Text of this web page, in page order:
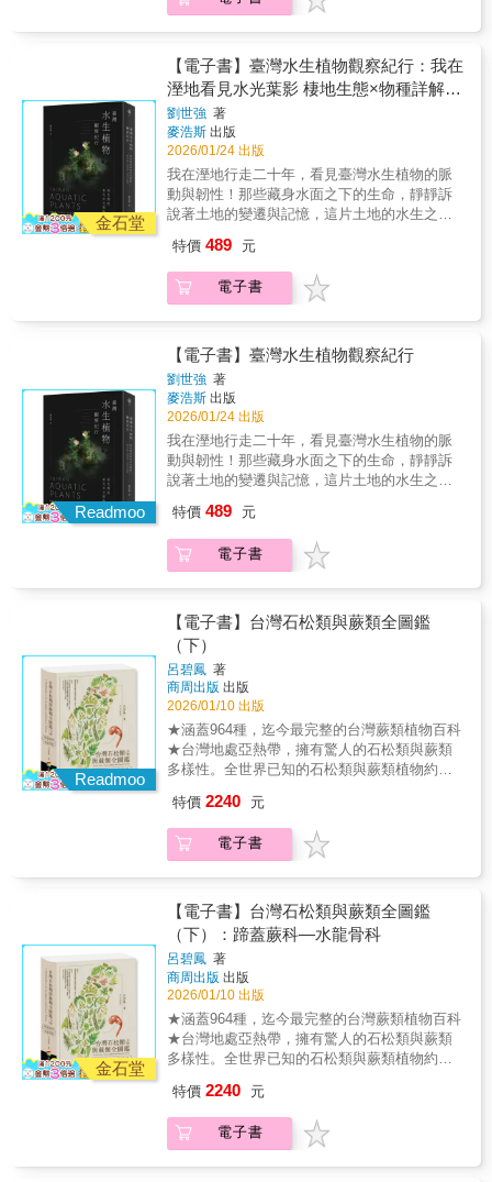
產如何讓它們對環境做出反應。看完《植物的
感官世界》，你會以一種全新的眼光看待植
Coruzzi），紐約大學基因體與系統生物學中心
教授 書中生動而優美的論述，把植物學和人類
生物學連結在一起。以深入淺出而令人生物學
家丹尼爾．查莫維茨說，就像我們所知的那
樣，植物雖然沒有大腦，沒有眼睛，也缺乏感
覺，但是它們有初級的「意識」。在這本重構
植物形象的出色作品中，他藉由大量的研究，
展現了植物這種意識的程度和類型。──《自
己相信植物一直都在鼓舞我們，讓我們驚奇。
花園中」、近距離觀察植物的時候了。──比
爾．洛斯，《華爾街日報》 大開眼界的方式，
清晰表達他對植物的研究發現。這些文字讓複
雜的科學變得易於理解，而且細思起來趣味盎
然。──卡蘿．哈加斯（Carol Haggas），《書
單》 作者把人類的感覺與植物適應周邊環境的
能力相互比較，引人入勝而條理分明地向我們
解釋，雖然植物不能從一個地點移動到另一個
地點，卻仍可以存活下來。這本扣人心弦的書
以植物生物學的新研究為依據，讓我們可以對
「植物有意識」這件事有所了解。──《科克斯
書評》 作者含蓄地暗示，我們應該對植物的複
雜性和感知能力有更多的認識&hellip;&hellip;如
果植物能看、能嗅、有觸覺，知道它們身處何
地，又有記憶，那麼它們可能確實擁有某種程
艾勒（Chelsie Eller），《科學》 和我們一
樣，植物若想在激烈的競爭中取得勝利，就必
須妥善利用周邊環境。即使是一朵水仙花，也
能察覺到你在何時擋住了它的光；而杜鵑花會
知道你何時用枝剪暴力地對待鄰近的同類。查
莫維茨以其機敏而清晰的文筆，介紹了和人類
感覺相對應的植物感覺，以及植物的記憶和定
向方式。當你意識到植物知道得如此多，在咬
食它們之前，也許你會先仔細考慮一下。──漢
娜．霍姆斯（Hannah Holmes），《怪癖》、
單易懂的方式探討了植物與動物間共有的特
性，這些共通點比大多數人以為的還多。對素
食主義者來說，知道植物在被採摘時不會感受
到人類那種疼痛或折磨，可能會感到寬慰。然
而，看完本書，我們卻會想對自己養的水仙花
道歉，因為我們曾多次讓自己的影子擋住它們
的陽光。──瑪麗．格里賓、約翰．格里賓
（Mary Gribbin, John Gribbin），《花卉獵
人》作者
育中心助理教授黃瀚嶢｜生態作家PanSci 泛科
學＿＿＿＿＿＿＿聯合推薦（依姓氏筆劃序排
列）★國際推薦《植物的感官世界》生動、雄
辯，又具有科學準確性，淺近易讀。如果你對
地球生命感到好奇，且正在尋覓一本讓你印象
深刻、介紹數百年來由細心的科學實驗所證實
的植物生命之書，那麼，我把這本令人欲罷不
能的書推薦給你。──史蒂芬．霍普（Stephen
D. Hopper），英國皇家植物園邱園主任正如查
莫維茨的開創性研究揭露了植物與動物界間的
連結，在本書中，他的洞察也超越了植物世界
的界限。這本書寓教於樂、充滿美妙的例子，
強調植物和動物共有的基因組遺產如何讓它們
對環境做出反應。看完《植物的感官世界》，
你會以一種全新的眼光看待植物。──葛洛莉
論述，把植物學和人類生物學連結在一起。以
深入淺出而令人生物學家丹尼爾．查莫維茨
說，就像我們所知的那樣，植物雖然沒有大
腦，沒有眼睛，也缺乏感覺，但是它們有初級
的「意識」。在這本重構植物形象的出色作品
中，他藉由大量的研究，展現了植物這種意識
的程度和類型。──《自然》期刊讀者會接觸到
舞我們，讓我們驚奇。就像瓊妮．蜜雪兒唱
察植物的時候了。──比爾．洛斯，《華爾街日
報》大開眼界的方式，清晰表達他對植物的研
究發現。這些文字讓複雜的科學變得易於理
解，而且細思起來趣味盎然。──卡蘿．哈加斯
（Carol Haggas），《書單》作者把人類的感
覺與植物適應周邊環境的能力相互比較，引人
入勝而條理分明地向我們解釋，雖然植物不能
從一個地點移動到另一個地點，卻仍可以存活
下來。這本扣人心弦的書以植物生物學的新研
究為依據，讓我們可以對「植物有意識」這件
事有所了解。──《科克斯書評》作者含蓄地暗
示，我們應該對植物的複雜性和感知能力有更
知道它們身處何地，又有記憶，那麼它們可能
確實擁有某種程度的智力。也許當你下一次漫
步行經一棵植物，有必要認真思考一下這件
得勝利，就必須妥善利用周邊環境。即使是一
朵水仙花，也能察覺到你在何時擋住了它的
光；而杜鵑花會知道你何時用枝剪暴力地對待
鄰近的同類。查莫維茨以其機敏而清晰的文
筆，介紹了和人類感覺相對應的植物感覺，以
及植物的記憶和定向方式。當你意識到植物知
道得如此多，在咬食它們之前，也許你會先仔
細考慮一下。──漢娜．霍姆斯（Hannah
Holmes），《怪癖》、《郊外旅行》作者這是
一本迷人的著作，以簡單易懂的方式探討了植
人以為的還多。對素食主義者來說，知道植物
在被採摘時不會感受到人類那種疼痛或折磨，
可能會感到寬慰。然而，看完本書，我們卻會
它們向我們展示了如何融入自然的網絡之中，
並且繁榮茁壯。樹根會藉由土壤傳送出化學訊
光線、重量、熱度以及礦物質的記憶。葉子裡
的植物細胞會釋放出飄散於空氣中的氣味引來
愛吃毛毛蟲的昆蟲。哈思克特別關注來自樹木
或包圍樹木的聲音；每種聲音都訴說著樹木與
其他生物間動人的故事。各界推薦（依姓氏筆
畫序）丁宗蘇／國立臺灣大學森林環境暨資源
學系教授李香秀／《黑熊森林》導演李偉文／
作家、牙醫師何穎怡／前商周出版選書顧問金
東君／科普作家番紅花／作家黃仕傑／自然生
態觀察者黃美秀／國立屏東科技大學野生動物
保育研究所教授黃貞祥／國立清華大學生命科
學暨醫學院副教授蔡康永／作家各界好評：閱
讀此書是一種享受，它召喚出我在森林時的美
好記憶，也滋養了我許多與樹相關的生命歷史
與生物網絡等知識。它也提點了我，森林世界
的生命處處，且無所不在。我更喜歡本書對聲
音的描繪，下回置身森林時，我要好好豎起耳
朵聆聽。——《黑熊森林》導演 李香秀《樹之
歌》透過記錄樹的世界，揭露萬物實處於一個
瞬息浮動的關係網絡，真正的知識其實是明白
「關係」。《樹之歌》也講大千世界裡的各種
人際網絡所蘊含的宇宙觀。難以想像可以在一
出版選書顧問 何穎怡本書雖然以樹為名，但介
紹的樹種並不多。作者以一棵吉貝樹打開序
曲，藉由各種觀察視野與心情引領你進入並思
展現作者高深的敘述能力，閱讀時就像坐在他
身邊，親眼看到描述的種種，跟著字裡行間暢
遊在城市的四季觀察，並體會自然萬物展現的
生命力。——自然生態觀察者 黃仕傑大自然的
生命網絡的複雜度和生態重要性，不論在巨觀
或微觀的尺度上，都已超乎人類的想像和科學
研究的步伐。一片林甚或一棵樹都各自成就其
微妙的生態系，也提供了人類各種可利用的資
恩，更應善盡保護之責。——國立屏東科技大
筆總是優美極了，解放了束縛在樹木裡的美
聲，同時也被樹木不同詞曲和旋律感染了，各
篇章隨樹起舞而性格和作風各異，但充滿了各
種哲理和省思。——國立清華大學生命科學暨
醫學院副教授 黃貞祥這是一本可以滋養性靈的
書。《樹之歌》提出了強而有力的論據，讓我
們明白人類不該再切斷那孕育我們的生命網
絡。且讓我們隨著大衛．哈思克拿起聽診器，
聆聽大自然的心跳，並發現其中所蘊含的詩
歌。──《樹的秘密生命》作者 彼得・渥雷本大
衛．喬治．哈思克是一位優秀的作家。他對大
自然的觀察非常敏銳。《樹之歌》既富抒情色
帶著一股惆悵。──《第六次大滅絕》作者 伊莉
莎白．寇伯特在《樹之歌》中，哈思克提出了
「生態美學」的概念，教導我們如何發現蘊含
展，許多屬被合併、獨立或是轉移，使得蘭花
的分類也發生了重大變化。本書從世界各地的
蘭花中精選出622種品種，包括野生種、人工雜
交種與近年備受矚目的基改植物，透過最新研
究成果的資訊搭配在原生地拍攝的豐富照片，
以及精美典雅的植物藝術畫編纂而成，除了可
以了解和欣賞蘭花的各種姿態與特徵，有關發
現該品種時的軼聞趣事、歷史傳說、深入知識
等等，則會透過「蘭花冷知識」的小專欄加以
補充說明，可說是一本從初次踏入蘭花世界的
實用圖鑑。‖蘭花冷知識1：以顏值取勝的蘭
花，竟然也有吸血鬼與美猴王？‖小龍蘭屬的屬
名雖為「小龍」之意，最大的特徵卻在於其奇
中登場的德古拉伯爵。此屬的許多品種都會綻
放氛圍詭異的花朵，顏色與花形令人聯想到蝙
蝠，因而與吸血鬼德古拉的形象連結起來。也
有些品種會開出形似猴臉的滑稽花朵，因此又
稱作猴子蘭花。以前被歸為尾萼蘭屬，但因為
是別具特色的分類群，於1978年獨立為小龍蘭
屬。‖蘭花冷知識2：蘭花其實是植物界最會設
造，形成了一個巧妙的陷阱。負責授粉的雄蘭
蜂會被其所散發的香氣吸引，跌入呈桶狀的下
唇瓣中。位於下唇瓣上方的2個分泌腺會滴落約
6mm的液體，積存於桶子底部，導致失足跌落
一道狹窄的出口則是唯一的逃脫路線，只要雄
蘭蜂由此通過離開，花粉塊便會沾附在其背
上。當雄蘭蜂以同樣的方式造訪其他花朵時，
即可完成授粉作業。‖蘭花冷知識2：蘭花不只
有清新幽香，也會散發令人敬而遠之的惡臭？‖
在一般人的印象中，應該都覺得花卉會散發出
甜甜的香味吧？由於大多數蘭科植物皆為由昆
蟲進行授粉的蟲媒花，因此為了吸引特定的授
粉者，有時也會散發出較為「特殊」的味道。
例如大苞石豆蘭為了吸引替其授粉的蒼蠅，便
會散發出腐臭味，而花形近似希臘女妖美杜莎
的美杜莎石豆蘭，也會發出如霉味般的惡臭。
當然也有香味迷人的蘭花，例如矮石斛會散發
出柑橘類的香氣，棒葉蝴蝶蘭的花朵則帶有肉
金石堂
【電子書】臺灣水生植物觀察紀行：我在
溼地看見水光葉影 棲地生態×物種詳解×
尋訪路線推薦
劉世強 著
麥浩斯 出版
2026/01/24 出版
我在溼地行走二十年，看見臺灣水生植物的脈
動與韌性！那些藏身水面之下的生命，靜靜訴
說著土地的變遷與記憶，這片土地的水生之
們只是從水邊走過，卻很少真正看見水面之下
的世界。那些隨著流水輕輕擺盪、貼近泥底生
長的水生植物，總在無聲中完成它們的一生，
次次蹲伏在水邊，記錄某個族群的出現與消
失，我逐漸明白，水生植物正是一片土地是否
仍能呼吸的重要線索，它們往往比人類更早感
知水質的改變、土地的擾動與氣候的轉折。這
本書，想邀請您從認識水生植物開始，讀懂它
們如何在不同環境中生存、遷移與復甦。當我
們開始看見水下的風景，理解水生植物的語
言，或許也能重新認識臺灣溼地的價值，以及
這片土地所蘊藏的溫柔韌性。本書閱讀指引
建立基本認知：什麼是水生植物？溼地如何分
類？這是理解「水澤之森」的第一把鑰匙。
Part 2 地圖上的記號—四海八方水生植物們的
走進不同地景下的水生植物棲地。這些地方是
我二十年踏查的足跡，也是本書最重要的生命
現場。Part 3 旅途中的種種—邂逅這些水生植
物的故事收錄我在野外遇見水生植物的記憶：
有驚喜、有遺憾、有因為氣候變遷而消失的棲
地，也有越過季節變換後奇蹟般復甦的族群。
這些故事串起我與臺灣溼地的個人情感，更是
一段段不願被輕易遺忘的野地記錄。Part 4 水
試，我也整理了十個安全、容易抵達的觀察
點，作為您踏入野地的第一站，親身展開一場
觀察與體會並重的旅程。✦ 30 篇第一線田野踏
查故事，結合科普、敘事與自然觀察。✦ 將近
水域之美。✦ 10條入門級觀察路線，這個週末
就出發！＝＝＝讚譽推薦＝＝＝歲月深耕—為
消逝的溼地留下見證天未亮便出發，沿著濕滑
的圳溝記錄植物分布，在霧氣瀰漫的河漫灘邊
逐一觀察……世強從最初的好奇逐漸發展為穩
定而持久的熱愛，他將這份熱情轉化為更具系
統性的研究能量。這本書集結了多年累積的豐
厚底蘊，一篇篇讀來，彷彿與他共同經歷了那
些跋山涉水的旅程，見證了這塊土地上水生植
物的美麗與哀愁。—— 曾彥學 農業部林業試驗
所 所長／中興大學森林學系 教授鐵漢柔情—如
水草般柔軟的心很難想像眼前這位外表粗獷的
男子，在對待水生植物、人與土地時卻有著一
顆像水草般柔軟而細膩的心。他用雙腳鍥而不
特價 489 元
電子書
Readmoo
【電子書】臺灣水生植物觀察紀行
劉世強 著
麥浩斯 出版
2026/01/24 出版
我在溼地行走二十年，看見臺灣水生植物的脈
動與韌性！那些藏身水面之下的生命，靜靜訴
說著土地的變遷與記憶，這片土地的水生之
們只是從水邊走過，卻很少真正看見水面之下
的世界。那些隨著流水輕輕擺盪、貼近泥底生
長的水生植物，總在無聲中完成它們的一生，
次次蹲伏在水邊，記錄某個族群的出現與消
失，我逐漸明白，水生植物正是一片土地是否
仍能呼吸的重要線索，它們往往比人類更早感
知水質的改變、土地的擾動與氣候的轉折。這
本書，想邀請您從認識水生植物開始，讀懂它
們如何在不同環境中生存、遷移與復甦。當我
們開始看見水下的風景，理解水生植物的語
言，或許也能重新認識臺灣溼地的價值，以及
這片土地所蘊藏的溫柔韌性。本書閱讀指引
Part 1 出發前的準備—水生植物與溼地的樣子
類？這是理解「水澤之森」的第一把鑰匙。
Part 2 地圖上的記號—四海八方水生植物們的
家以臺灣北、中、南、東的野地為圖幅，帶您
我二十年踏查的足跡，也是本書最重要的生命
現場。Part 3 旅途中的種種—邂逅這些水生植
物的故事收錄我在野外遇見水生植物的記憶：
有驚喜、有遺憾、有因為氣候變遷而消失的棲
地，也有越過季節變換後奇蹟般復甦的族群。
這些故事串起我與臺灣溼地的個人情感，更是
一段段不願被輕易遺忘的野地記錄。Part 4 水
澤畔的邀請—出發去拜訪水草如果您已躍躍欲
點，作為您踏入野地的第一站，親身展開一場
查故事，結合科普、敘事與自然觀察。✦ 將近
500張棲地實況影像，記錄臺灣溼地稍縱即逝的
水域之美。✦ 10條入門級觀察路線，這個週末
特價 489 元
電子書
Readmoo
【電子書】台灣石松類與蕨類全圖鑑
（下）
呂碧鳳 著
商周出版 出版
2026/01/10 出版
★涵蓋964種，迄今最完整的台灣蕨類植物百科
★台灣地處亞熱帶，擁有驚人的石松類與蕨類
多樣性。全世界已知的石松類與蕨類植物約一
種，小小的台灣卻有超過900多種，其中約三分
之一為稀有或特有物種。從海岸林到高山冰河
遺跡地帶，複雜的地形與垂直氣候梯度，使這
珍貴的資源。隨著開發壓力與園藝、藥用需求
擴大，不少具觀賞價值或藥效的種類正快速消
失。許多珍稀蕨類仍暴露在不受控制的風險
中，岌岌可危，亟需保育。作者以近30年的調
查、拍照及採集，進入深山老林，山巔水媚，
只為記錄台灣石松類與蕨類的傳奇寶庫，每一
幅影像、每一筆分布圖，新紀錄或新種的發
現，都訴說著數十年的軌跡。本書不僅是一本
植物圖鑑，更是一封寫給島嶼自然多樣性與生
態韌性的情書。【審訂】農業部林業試驗所前
學生命科學系名譽教授 王震哲《台灣原生蘭生
態觀察圖鑑》作者 余勝焜農業部林業試驗所所
長 曾彥學（依姓氏筆畫排序）【自序】我出生
特價 2240 元
電子書
金石堂
【電子書】台灣石松類與蕨類全圖鑑
（下）：蹄蓋蕨科—水龍骨科
呂碧鳳 著
商周出版 出版
2026/01/10 出版
★涵蓋964種，迄今最完整的台灣蕨類植物百科
★台灣地處亞熱帶，擁有驚人的石松類與蕨類
多樣性。全世界已知的石松類與蕨類植物約一
種，小小的台灣卻有超過900多種，其中約三分
之一為稀有或特有物種。從海岸林到高山冰河
遺跡地帶，複雜的地形與垂直氣候梯度，使這
特價 2240 元
電子書